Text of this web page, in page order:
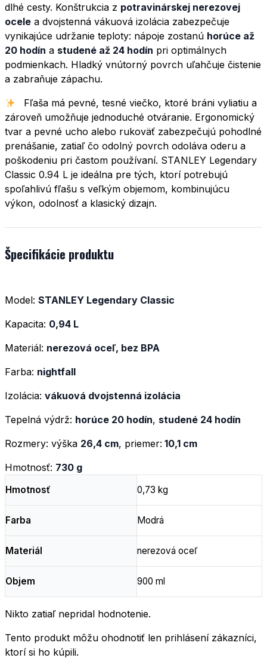
dlhé cesty. Konštrukcia z potravinárskej nerezovej
ocele a dvojstenná vákuová izolácia zabezpečuje
vynikajúce udržanie teploty: nápoje zostanú horúce až
20 hodín a studené až 24 hodín pri optimálnych
podmienkach. Hladký vnútorný povrch uľahčuje čistenie
a zabraňuje zápachu.
Fľaša má pevné, tesné viečko, ktoré bráni vyliatiu a
zároveň umožňuje jednoduché otváranie. Ergonomický
tvar a pevné ucho alebo rukoväť zabezpečujú pohodlné
prenášanie, zatiaľ čo odolný povrch odoláva oderu a
poškodeniu pri častom používaní. STANLEY Legendary
Classic 0.94 L je ideálna pre tých, ktorí potrebujú
spoľahlivú fľašu s veľkým objemom, kombinujúcu
výkon, odolnosť a klasický dizajn.
Špecifikácie produktu
Model: STANLEY Legendary Classic
Kapacita: 0,94 L
Materiál: nerezová oceľ, bez BPA
Farba: nightfall
Izolácia: vákuová dvojstenná izolácia
Tepelná výdrž: horúce 20 hodín, studené 24 hodín
Rozmery: výška 26,4 cm, priemer: 10,1 cm
Hmotnosť: 730 g
Hmotnosť 0,73 kg
Farba Modrá
Materiál nerezová oceľ
Objem 900 ml
Nikto zatiaľ nepridal hodnotenie.
Tento produkt môžu ohodnotiť len prihlásení zákazníci,
ktorí si ho kúpili.